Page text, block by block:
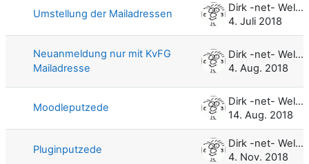
Umstellung der Mailadressen
Dirk -net- Weller
4. Juli 2018
Neuanmeldung nur mit KvFG
Mailadresse
Dirk -net- Weller
4. Aug. 2018
Moodleputzede
Dirk -net- Weller
14. Aug. 2018
Pluginputzede
Dirk -net- Weller
4. Nov. 2018